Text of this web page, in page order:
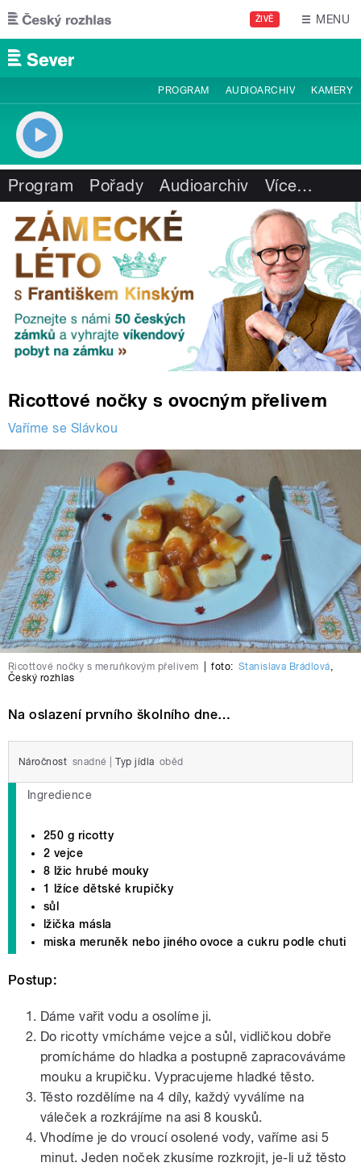
Přejít k hlavnímu obsahu
ŽIVĚ MENU
PROGRAM AUDIOARCHIV KAMERY
Program Pořady Audioarchiv Více…
Ricottové nočky s ovocným přelivem
Vaříme se Slávkou
Ricottové nočky s meruňkovým přelivem foto: Stanislava Brádlová,
Český rozhlas
Na oslazení prvního školního dne…
Náročnost snadné Typ jídla oběd
Ingredience
250 g ricotty
2 vejce
8 lžic hrubé mouky
1 lžíce dětské krupičky
sůl
lžička másla
miska meruněk nebo jiného ovoce a cukru podle chuti
Postup:
Dáme vařit vodu a osolíme ji.
Do ricotty vmícháme vejce a sůl, vidličkou dobře
promícháme do hladka a postupně zapracováváme
mouku a krupičku. Vypracujeme hladké těsto.
Těsto rozdělíme na 4 díly, každý vyválíme na
váleček a rozkrájíme na asi 8 kousků.
Vhodíme je do vroucí osolené vody, vaříme asi 5
minut. Jeden noček zkusíme rozkrojit, je-li už těsto